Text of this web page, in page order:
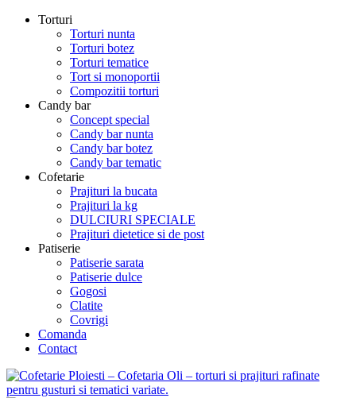
Torturi
Torturi nunta
Torturi botez
Torturi tematice
Tort si monoportii
Compozitii torturi
Candy bar
Concept special
Candy bar nunta
Candy bar botez
Candy bar tematic
Cofetarie
Prajituri la bucata
Prajituri la kg
DULCIURI SPECIALE
Prajituri dietetice si de post
Patiserie
Patiserie sarata
Patiserie dulce
Gogosi
Clatite
Covrigi
Comanda
Contact